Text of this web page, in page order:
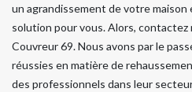
un agrandissement de votre
solution pour vous. Alors,
Couvreur 69. Nous avons par le
réussies en matière de
des professionnels dans leur